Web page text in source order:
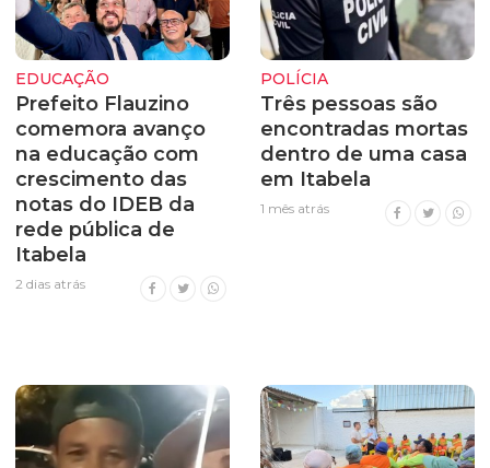
EDUCAÇÃO
Prefeito Flauzino
comemora avanço
na educação com
crescimento das
notas do IDEB da
rede pública de
Itabela
2 dias atrás
POLÍCIA
Três pessoas são
encontradas mortas
dentro de uma casa
em Itabela
1 mês atrás